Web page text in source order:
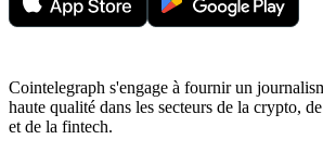
Cointelegraph s'engage à fournir un
haute qualité dans les secteurs de la crypto,
et de la fintech.